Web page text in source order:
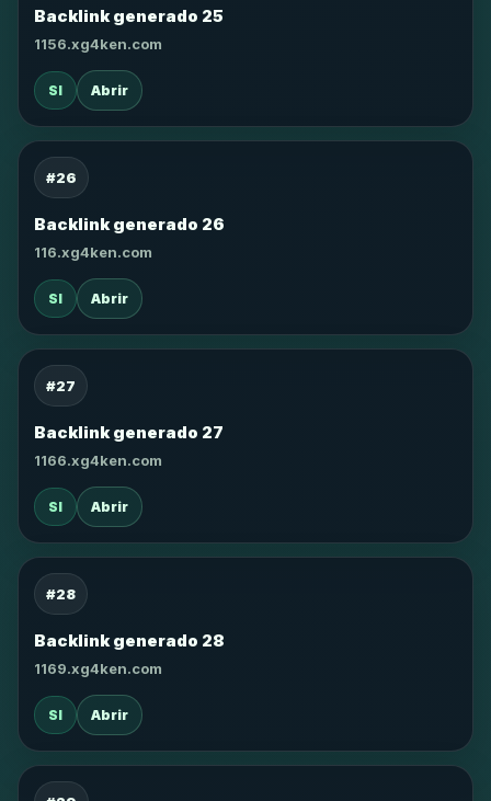
Backlink generado 25
1156.xg4ken.com
SI Abrir
#26
Backlink generado 26
116.xg4ken.com
SI Abrir
#27
Backlink generado 27
1166.xg4ken.com
SI Abrir
#28
Backlink generado 28
1169.xg4ken.com
SI Abrir